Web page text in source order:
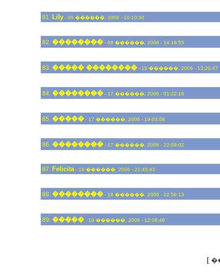
81. Lily- 09 ������, 2006 - 10:10:30
82. ��������- 09 ������, 2006 - 14:16:55
83. ����� ��������- 15 ������, 2006 - 13:20:47
84. ��������- 17 ������, 2006 - 01:22:16
85. �����- 17 ������, 2006 - 19:03:08
86. ��������- 17 ������, 2006 - 22:08:02
87. Felicita- 18 ������, 2006 - 21:45:43
88. ��������- 18 ������, 2006 - 22:56:13
89. �����- 19 ������, 2006 - 12:08:46
[